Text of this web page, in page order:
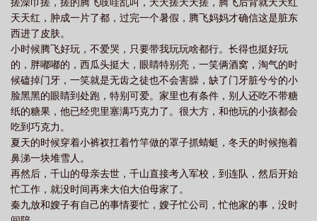
天天红，肿成一片了都，过完一个暑假，腾飞妈妈才确信这是脏东
西进了皮肤。
小时候腾飞好玩，不爱哭，只要带我玩玩啥都行。长得也挺好玩
的，胖嘟嘟的，西瓜头挺大，眼睛特别亮，一笑俩酒窝，淘气的时
候磕掉门牙，一笑就是无齿之徒也不会害臊，缺了门牙脏兮兮的小
脸黑黑的眼睛到处跑，特别可爱。家里也有条件，别人还吃不带糖
纸的糖果，他已经兜里塞满巧克力了。很大方，和他玩的小孩都会
吃到巧克力。
夏天的时候穿着小裤衩扛着竹竿做的罩子抓蜻蜓，冬天的时候拖着
鼻涕一块堆雪人。
再然后，千山的母亲去世，千山直接考入军校，到连队，然后开始
忙工作，就没时间再来大伯大伯母家了。
秦九放和嫂子有自己的事情要忙，嫂子忙公司，忙他家的事，没时